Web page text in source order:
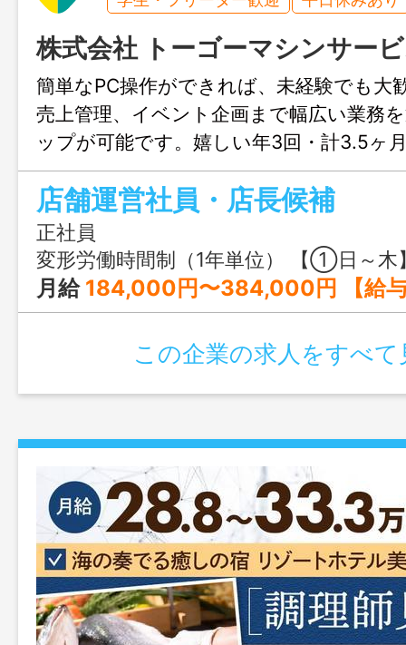
株式会社 トーゴーマシンサー
簡単なPC操作ができれば、未経験でも大
売上管理、イベント企画まで幅広い業務
ップが可能です。嬉しい年3回・計3.5ヶ
え、家族手当（配偶者1万円・子5千円）
2万円）など充実の福利厚生。マイカー通
泉駅から徒歩5分の好立地。育児休業取得
く働ける環境が整っています。
店舗運営社員・店長候補
正社員
変形労働時間制（1年単位） 【①日～木】19:00～03:00 【②土日祝の前日】21:00～05:00
月給 184,000円〜384,000円 【給与詳細】 基本給：
この企業の求人をすべて